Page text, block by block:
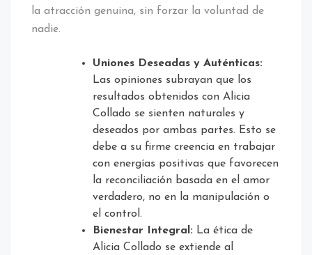
la atracción genuina, sin forzar la voluntad de
nadie.
Uniones Deseadas y Auténticas:
Las opiniones subrayan que los
resultados obtenidos con Alicia
Collado se sienten naturales y
deseados por ambas partes. Esto se
debe a su firme creencia en trabajar
con energías positivas que favorecen
la reconciliación basada en el amor
verdadero, no en la manipulación o
el control.
Bienestar Integral: La ética de
Alicia Collado se extiende al